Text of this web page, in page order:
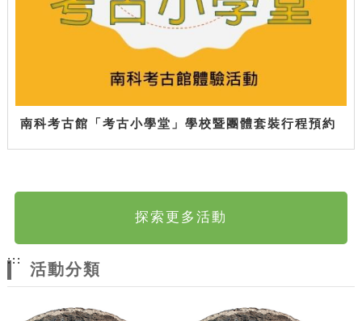
南科考古館「考古小學堂」學校暨團體套裝行程預約
探索更多活動
:::
活動分類